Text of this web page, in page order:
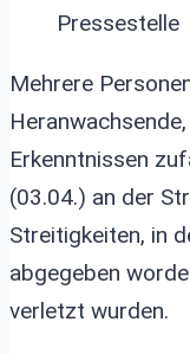
Pressestelle
Mehrere
Erkenntnissen
(03.04.) an der
Streitigkeiten, in
abgegeben
verletzt wurden.